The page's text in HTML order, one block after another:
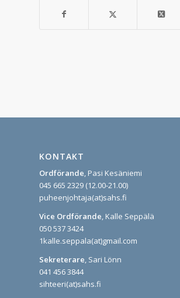
KONTAKT
Ordförande, Pasi Kesäniemi
045 665 2329 (12.00-21.00)
puheenjohtaja(at)sahs.fi
Vice Ordförande, Kalle Seppälä
050 537 3424
1kalle.seppala(at)gmail.com
Sekreterare, Sari Lönn
041 456 3844
sihteeri(at)sahs.fi